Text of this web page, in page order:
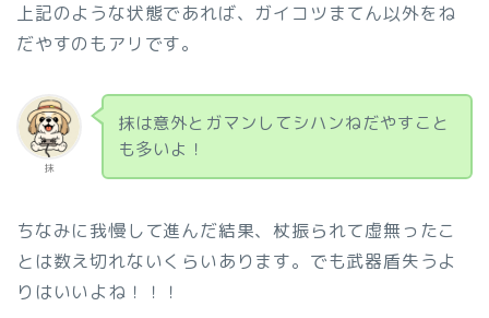
上記のような状態であれば、ガイコツまてん以外をね
だやすのもアリです。
抹
抹は意外とガマンしてシハンねだやすこと
も多いよ！
ちなみに我慢して進んだ結果、杖振られて虚無ったこ
とは数え切れないくらいあります。でも武器盾失うよ
りはいいよね！！！